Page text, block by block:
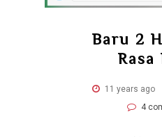
Baru 2
Rasa
11 years ago
4